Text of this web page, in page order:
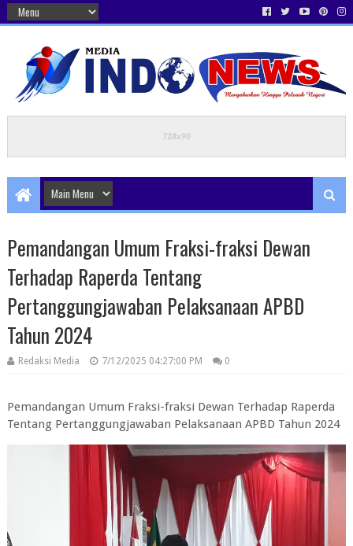
Pemandangan Umum Fraksi-fraksi Dewan
Terhadap Raperda Tentang
Pertanggungjawaban Pelaksanaan APBD
Tahun 2024
Redaksi Media 7/12/2025 04:27:00 PM 0
Pemandangan Umum Fraksi-fraksi Dewan Terhadap Raperda
Tentang Pertanggungjawaban Pelaksanaan APBD Tahun 2024